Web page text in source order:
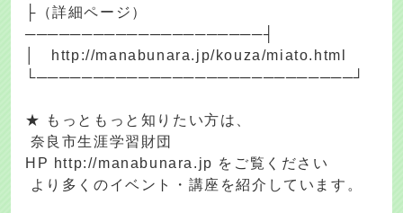
├（詳細ページ）
─────────────────────┤
│ http://manabunara.jp/kouza/miato.html
└────────────────────────────┘
★ もっともっと知りたい方は、
奈良市生涯学習財団
HP http://manabunara.jp をご覧ください
より多くのイベント・講座を紹介しています。